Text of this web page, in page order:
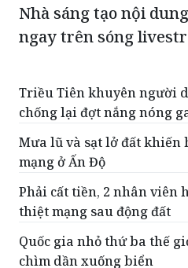
Nhà sáng tạo nội
ngay trên sóng
Triều Tiên khuyên người
chống lại đợt nắng nóng
Mưa lũ và sạt lở đất khiến
mạng ở Ấn Độ
Phải cất tiền, 2 nhân viên
thiệt mạng sau động đất
Quốc gia nhỏ thứ ba thế
chìm dần xuống biển